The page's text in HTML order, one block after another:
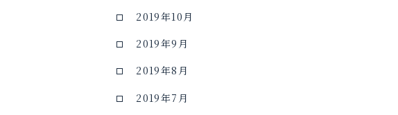
2019年10月
2019年9月
2019年8月
2019年7月